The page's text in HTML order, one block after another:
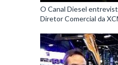
O Canal Diesel
Diretor Comercial da